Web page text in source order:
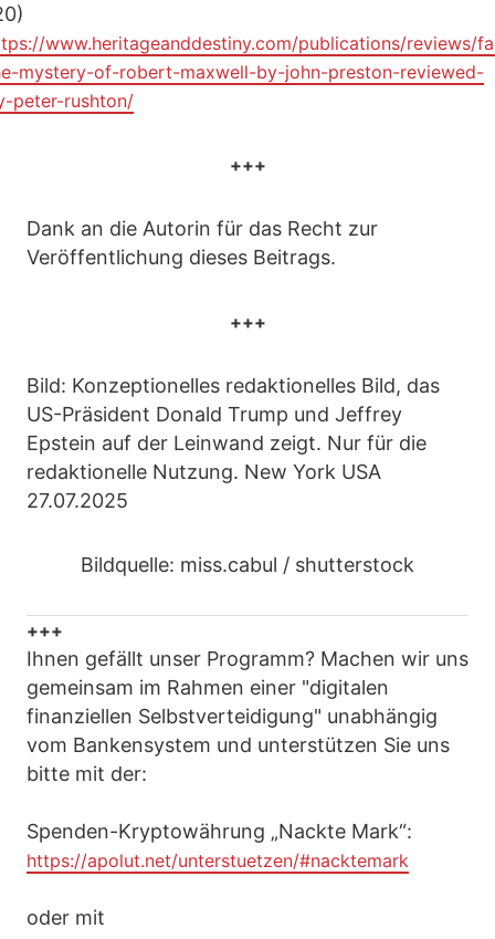
www.heritageanddestiny.com/publications/reviews/
mystery-of-robert-maxwell-by-john-preston-reviewed-
peter-rushton/
+++
Dank an die Autorin für das Recht zur
Veröffentlichung dieses Beitrags.
+++
Bild: Konzeptionelles redaktionelles Bild, das
US-Präsident Donald Trump und Jeffrey
Epstein auf der Leinwand zeigt. Nur für die
redaktionelle Nutzung. New York USA
27.07.2025
Bildquelle: miss.cabul / shutterstock
+++
Ihnen gefällt unser Programm? Machen wir uns
gemeinsam im Rahmen einer "digitalen
finanziellen Selbstverteidigung" unabhängig
vom Bankensystem und unterstützen Sie uns
bitte mit der:
Spenden-Kryptowährung „Nackte Mark“:
https://apolut.net/unterstuetzen/#nacktemark
oder mit